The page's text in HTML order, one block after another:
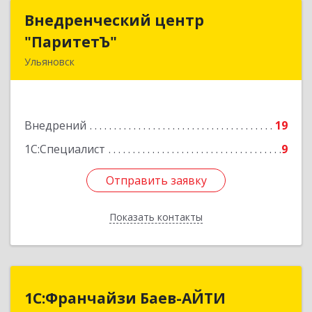
Внедренческий центр
"ПаритетЪ"
Ульяновск
Внедрений
19
1С:Специалист
9
Отправить заявку
Показать контакты
Внедренческий центр
Подробнее
Отправить заявку
Назад
1С:Франчайзи Баев-АЙТИ
1С:Франчайзи Баев-АЙТИ